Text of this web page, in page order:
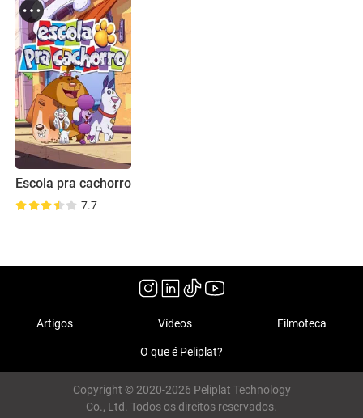
Escola pra cachorro
7.7
Artigos Vídeos Filmoteca
O que é Peliplat?
Copyright © 2020-2026 Peliplat Technology
Co., Ltd. Todos os direitos reservados.